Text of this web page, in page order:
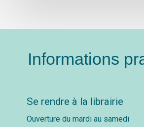
Informations
Se rendre à la librairie
Ouverture du mardi au samedi